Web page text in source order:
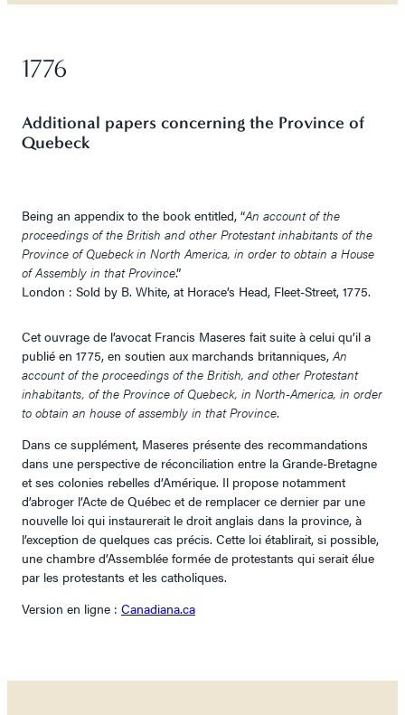
1776
Additional papers concerning the Province of
Quebeck
Being an appendix to the book entitled, “An account of the
proceedings of the British and other Protestant inhabitants of the
Province of Quebeck in North America, in order to obtain a House
of Assembly in that Province.”
London : Sold by B. White, at Horace’s Head, Fleet-Street, 1775.
Cet ouvrage de l’avocat Francis Maseres fait suite à celui qu’il a
publié en 1775, en soutien aux marchands britanniques, An
account of the proceedings of the British, and other Protestant
inhabitants, of the Province of Quebeck, in North-America, in order
to obtain an house of assembly in that Province.
Dans ce supplément, Maseres présente des recommandations
dans une perspective de réconciliation entre la Grande-Bretagne
et ses colonies rebelles d’Amérique. Il propose notamment
d’abroger l’Acte de Québec et de remplacer ce dernier par une
nouvelle loi qui instaurerait le droit anglais dans la province, à
l’exception de quelques cas précis. Cette loi établirait, si possible,
une chambre d’Assemblée formée de protestants qui serait élue
par les protestants et les catholiques.
Version en ligne : Canadiana.ca